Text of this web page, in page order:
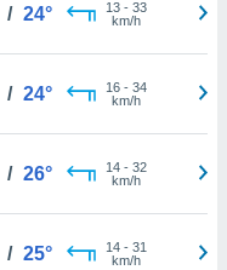
/ 24° 13- 33
km/h
/ 24° 16- 34
km/h
/ 26° 14- 32
km/h
/ 25° 14- 31
km/h